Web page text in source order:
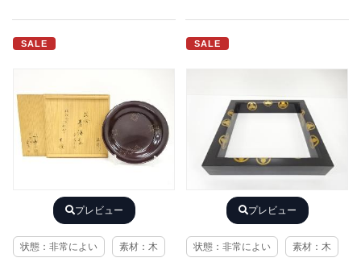
SALE
プレビュー
状態：非常によい 素材：木
SALE
プレビュー
状態：非常によい 素材：木